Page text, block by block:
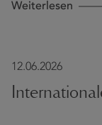
Weiterlesen
12.06.2026